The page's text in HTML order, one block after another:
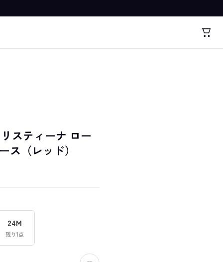
スティーナ ロー
ス（レッド）
24M
残り1点